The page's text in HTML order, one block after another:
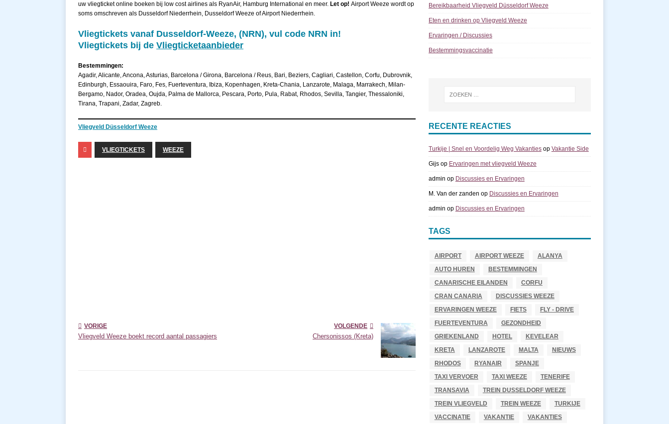
uw vliegticket online boeken bij low cost airlines als RyanAir, Hamburg International en meer. Let op! Airport Weeze wordt op
soms omschreven als Dusseldorf Niederrhein, Dusseldorf Weeze of Airport Niederrhein.
Vliegtickets vanaf Dusseldorf-Weeze, (NRN), vul code NRN in!
Vliegtickets bij de Vliegticketaanbieder
Bestemmingen:
Agadir, Alicante, Ancona, Asturias, Barcelona / Girona, Barcelona / Reus, Bari, Beziers, Cagliari, Castellon, Corfu, Dubrovnik,
Edinburgh, Essaouira, Faro, Fes, Fuerteventura, Ibiza, Kopenhagen, Kreta-Chania, Lanzarote, Malaga, Marrakech, Milan-
Bergamo, Nador, Oradea, Oujda, Palma de Mallorca, Pescara, Porto, Pula, Rabat, Rhodos, Sevilla, Tangier, Thessaloniki,
Tirana, Trapani, Zadar, Zagreb.
Vliegveld Düsseldorf Weeze
VLIEGTICKETS WEEZE
VORIGE
Vliegveld Weeze boekt record aantal passagiers
VOLGENDE
Chersonissos (Kreta)
Bereikbaarheid Vliegveld Düsseldorf Weeze
Eten en drinken op Vliegveld Weeze
Ervaringen / Discussies
Bestemmingsvaccinatie
RECENTE REACTIES
Turkije | Snel en Voordelig Weg Vakantiesop Vakantie Side
Gijsop Ervaringen met vliegveld Weeze
admin op Discussies en Ervaringen
M. Van der zanden op Discussies en Ervaringen
admin op Discussies en Ervaringen
TAGS
AIRPORT AIRPORT WEEZE
ALANYA
AUTO HUREN
BESTEMMINGEN
CANARISCHE EILANDEN
CORFU
CRAN CANARIA
DISCUSSIES WEEZE
ERVARINGEN WEEZE
FIETS
FLY - DRIVE
FUERTEVENTURA
GEZONDHEID
GRIEKENLAND
HOTEL
KEVELEAR
KRETA
LANZAROTE MALTA
NIEUWS
RHODOS
RYANAIR
SPANJE
TAXI VERVOER
TAXI WEEZE
TENERIFE
TRANSAVIA
TREIN DUSSELDORF WEEZE
TREIN VLIEGVELD
TREIN WEEZE
TURKIJE
VACCINATIE
VAKANTIE VAKANTIES